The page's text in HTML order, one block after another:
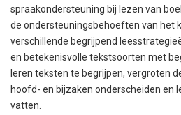
spraakondersteuning bij lezen van
de ondersteuningsbehoeften van het
verschillende begrijpend
en betekenisvolle tekstsoorten met
leren teksten te begrijpen, vergroten
hoofd- en bijzaken onderscheiden en
vatten.